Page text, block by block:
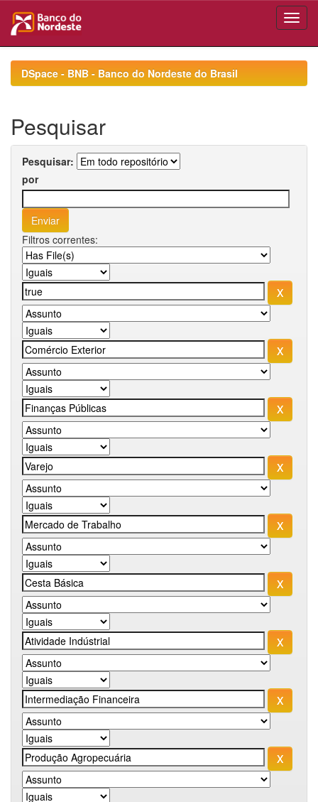
navigationDSpace - BNB - Banco do Nordeste do Brasil
Pesquisar
Pesquisar:
por
Filtros correntes: